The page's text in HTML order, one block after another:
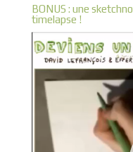
BONUS : une
timelapse !
Lecteur
vidéo